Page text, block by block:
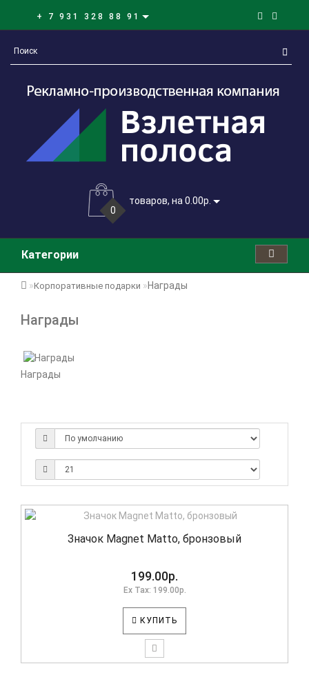
+ 7 931 328 88 91
0
товаров, на 0.00р.
Категории
Корпоративные подарки Награды
Награды
Награды
Значок Magnet Matto, бронзовый
199.00р.
Ex Tax: 199.00р.
КУПИТЬ